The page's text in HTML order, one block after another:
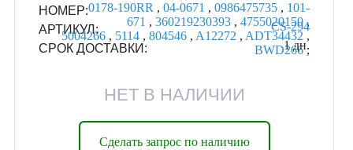
НОМЕР:0178-190RR ,04-0671 ,0986475735 , 101-
671 ,360219230393 ,4755020150,
5004266 , 5114 ,804546 , A12272 , ADT34432 ,
BWD266,
АРТИКУЛ:
CS-294
СРОК ДОСТАВКИ:
1 дн.
НЕТ В НАЛИЧИИ
Сделать запрос по наличию